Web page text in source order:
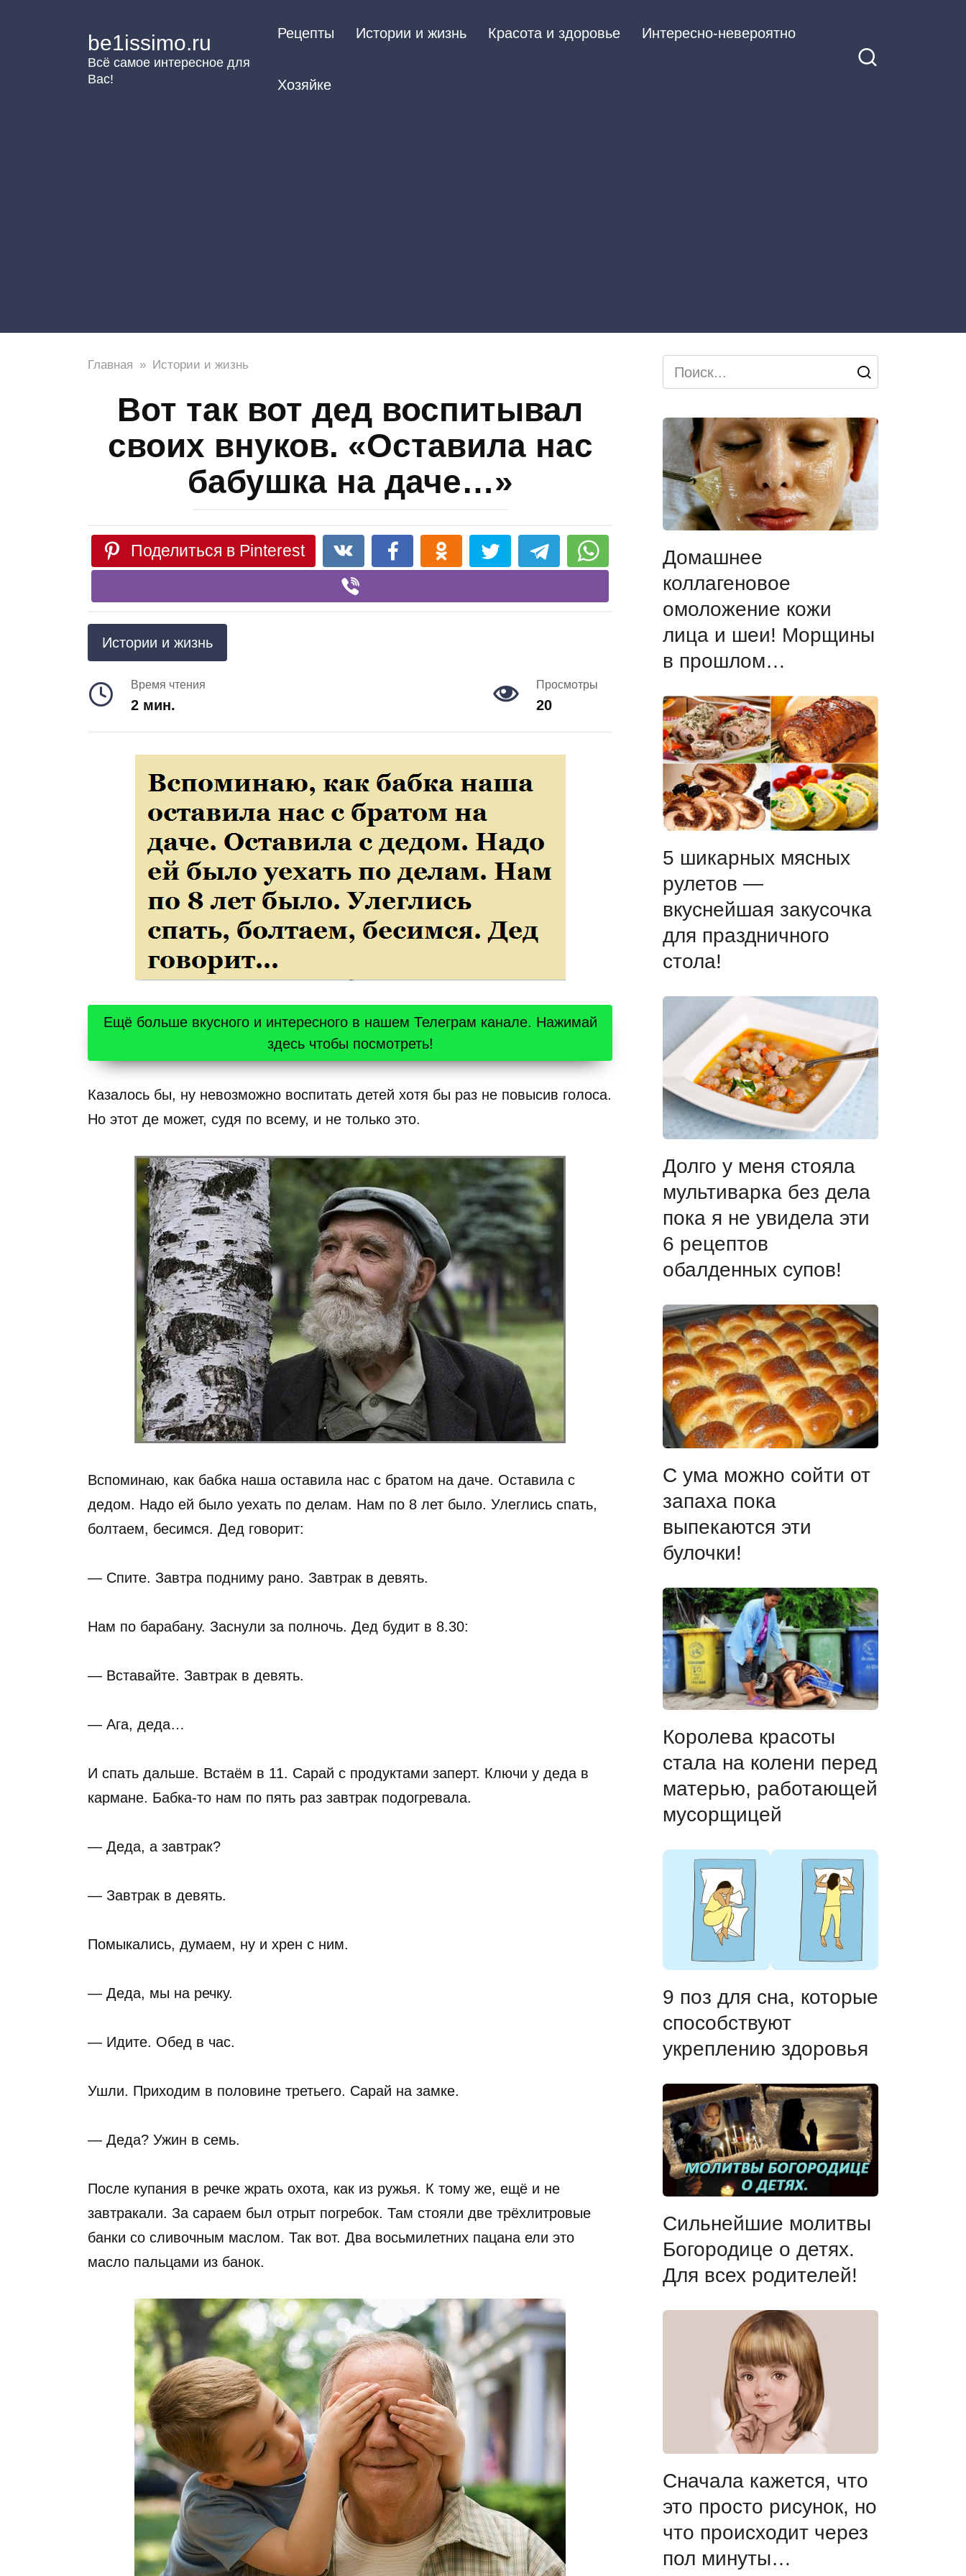
be1issimo.ru
Всё самое интересное для
Вас!
Рецепты Истории и жизнь Красота и здоровье Интересно-невероятно
Хозяйке
Главная » Истории и жизнь
Вот так вот дед воспитывал
своих внуков. «Оставила нас
бабушка на даче…»
Поделиться в Pinterest
Истории и жизнь
Время чтения
2 мин.
Просмотры
20
Ещё больше вкусного и интересного в нашем Телеграм канале. Нажимай
здесь чтобы посмотреть!
Казалось бы, ну невозможно воспитать детей хотя бы раз не повысив голоса.
Но этот де может, судя по всему, и не только это.
Вспоминаю, как бабка наша оставила нас с братом на даче. Оставила с
дедом. Надо ей было уехать по делам. Нам по 8 лет было. Улеглись спать,
болтаем, бесимся. Дед говорит:
— Спите. Завтра подниму рано. Завтрак в девять.
Нам по барабану. Заснули за полночь. Дед будит в 8.30:
— Вставайте. Завтрак в девять.
— Ага, деда…
И спать дальше. Встаём в 11. Сарай с продуктами заперт. Ключи у деда в
кармане. Бабка-то нам по пять раз завтрак подогревала.
— Деда, а завтрак?
— Завтрак в девять.
Помыкались, думаем, ну и хрен с ним.
— Деда, мы на речку.
— Идите. Обед в час.
Ушли. Приходим в половине третьего. Сарай на замке.
— Деда? Ужин в семь.
После купания в речке жрать охота, как из ружья. К тому же, ещё и не
завтракали. За сараем был отрыт погребок. Там стояли две трёхлитровые
банки со сливочным маслом. Так вот. Два восьмилетних пацана ели это
масло пальцами из банок.
Search
for:
Домашнее
коллагеновое
омоложение кожи
лица и шеи! Морщины
в прошлом…
5 шикарных мясных
рулетов —
вкуснейшая закусочка
для праздничного
стола!
Долго у меня стояла
мультиварка без дела
пока я не увидела эти
6 рецептов
обалденных супов!
С ума можно сойти от
запаха пока
выпекаются эти
булочки!
Королева красоты
стала на колени перед
матерью, работающей
мусорщицей
9 поз для сна, которые
способствуют
укреплению здоровья
Сильнейшие молитвы
Богородице о детях.
Для всех родителей!
Сначала кажется, что
это просто рисунок, но
что происходит через
пол минуты…